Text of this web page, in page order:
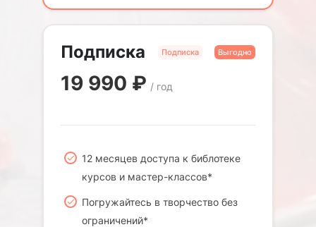
Подписка Подписка Выгодно
19 990 ₽ / год
12 месяцев доступа к библотеке
курсов и мастер-классов*
Погружайтесь в творчество без
ограничений*